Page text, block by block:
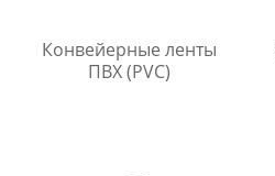
Конвейерные ленты
ПВХ (PVC)